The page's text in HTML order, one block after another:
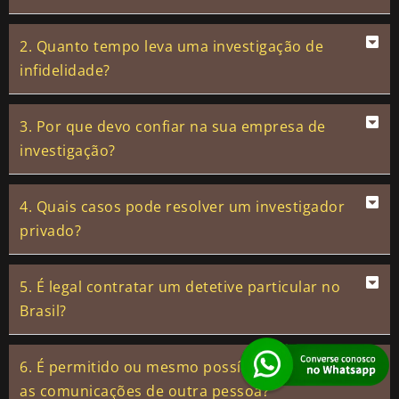
2. Quanto tempo leva uma investigação de
infidelidade?
3. Por que devo confiar na sua empresa de
investigação?
4. Quais casos pode resolver um investigador
privado?
5. É legal contratar um detetive particular no
Brasil?
6. É permitido ou mesmo possível interceptar
as comunicações de outra pessoa?